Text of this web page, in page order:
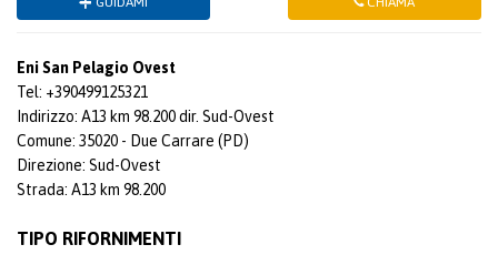
Eni San Pelagio Ovest
Tel: +390499125321
Indirizzo: A13 km 98.200 dir. Sud-Ovest
Comune: 35020 - Due Carrare (PD)
Direzione: Sud-Ovest
Strada: A13 km 98.200
TIPO RIFORNIMENTI